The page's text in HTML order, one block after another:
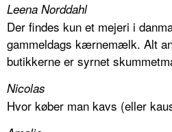
Leena Norddahl
Der findes kun et mejeri i
gammeldags kærnemælk. Alt
butikkerne er syrnet
Nicolas
Hvor køber man kavs (eller